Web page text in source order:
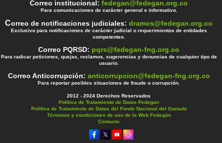
Correo institucional:fedegan@fedegan.org.co
Para comunicaciones de carácter general e informativo.
Correo de notificaciones judiciales:dramos@fedegan.org.co
Exclusivo para notificaciones de carácter judicial o requerimientos de entidades
competentes.
Correo PQRSD: pqrs@fedegan-fng.org.co
Para radicar peticiones, quejas, reclamos, sugerencias y denuncias de cualquier tipo de
usuario.
Correo Anticorrupción: anticorrupcion@fedegan-fng.org.co
Para reportar posibles situaciones de fraude o corrupción.
2012 - 2024 Derechos Reservados
Política de Tratamiento de Datos Fedegan
Política de Tratamiento de Datos del Fondo Nacional del Ganado
Términos y condiciones de uso de la Web Fedegán
Contacto